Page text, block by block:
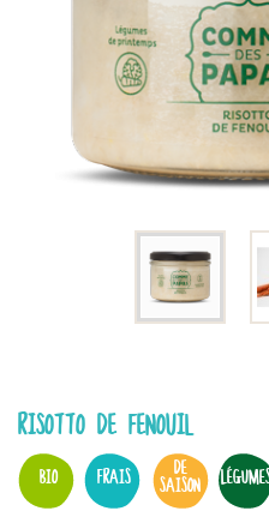
RISOTTO DE FENOUIL
BIO FRAIS
DE
SAISON